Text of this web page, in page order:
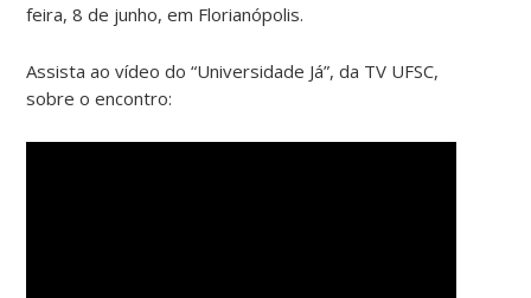
feira, 8 de junho, em Florianópolis.
Assista ao vídeo do “Universidade Já”, da TV UFSC,
sobre o encontro: